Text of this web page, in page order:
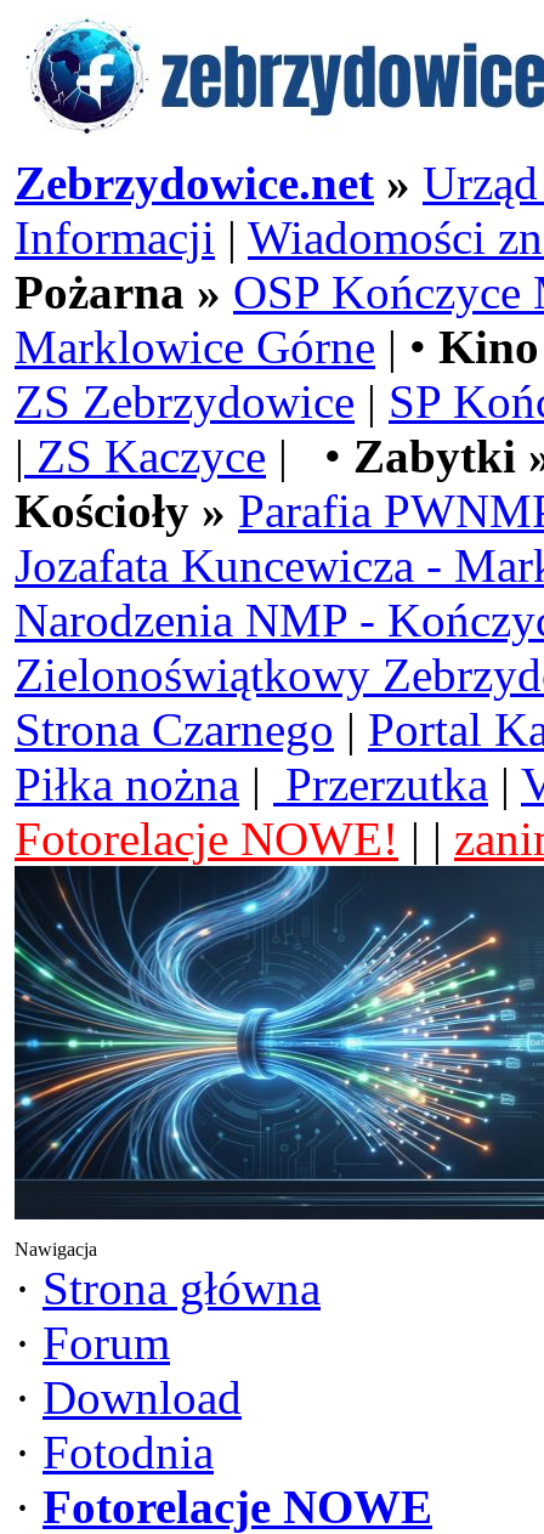
Zebrzydowice.net »
Informacji | Wiadomości
Pożarna » OSP Kończyce
Marklowice Górne | •
ZS Zebrzydowice | SP
| ZS Kaczyce | • Zabytki
Kościoły » Parafia
Jozafata Kuncewicza -
Narodzenia NMP -
Zielonoświątkowy
Strona Czarnego | Portal
Piłka nożna | Przerzutka |
Fotorelacje NOWE! | |
Nawigacja
· Strona główna
· Forum
· Download
· Fotodnia
· Fotorelacje NOWE